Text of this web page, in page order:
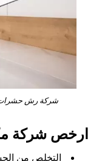
شركة رش حشرات
ارخص شركة
التخلص من